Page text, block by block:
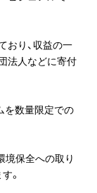
おり、収益の一
法人などに寄付
を数量限定での
境保全への取り